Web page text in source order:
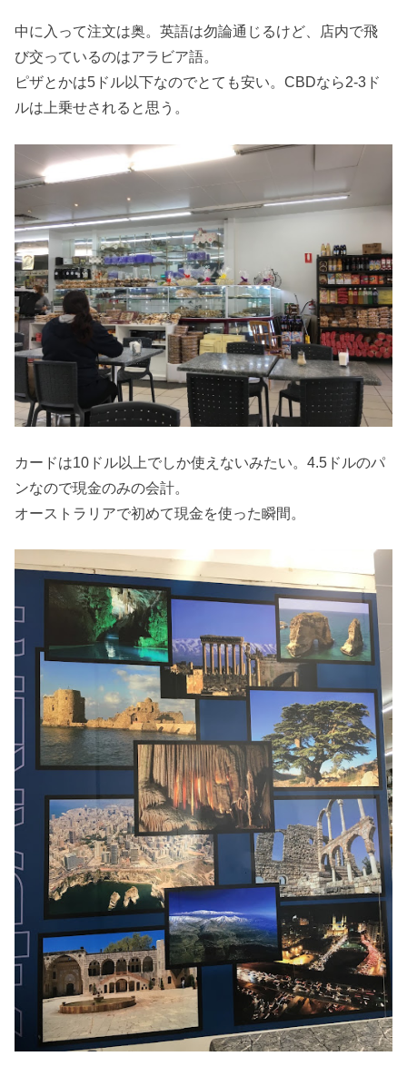
中に入って注文は奥。英語は勿論通じるけど、店内で飛
び交っているのはアラビア語。
ピザとかは5ドル以下なのでとても安い。CBDなら2-3ド
ルは上乗せされると思う。
カードは10ドル以上でしか使えないみたい。4.5ドルのパ
ンなので現金のみの会計。
オーストラリアで初めて現金を使った瞬間。